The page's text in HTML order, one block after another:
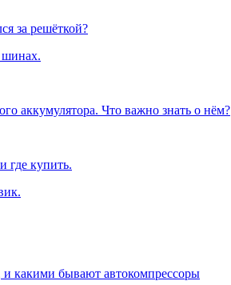
за решёткой?
шинах.
аккумулятора. Что важно знать о нём?
где купить.
и какими бывают автокомпрессоры